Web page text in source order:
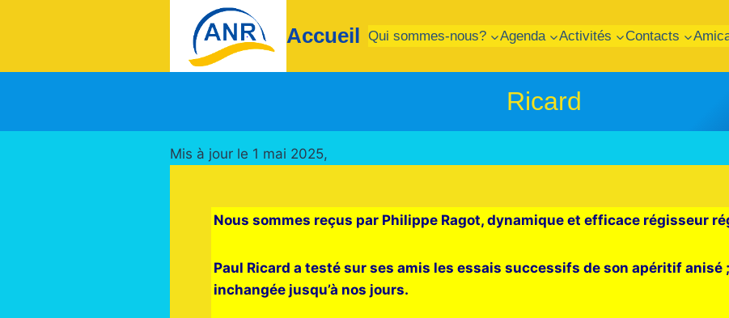
Accueil Qui sommes-nous? Agenda Activités Contacts
Ricard
Mis à jour le 1 mai 2025,
Nous sommes reçus par Philippe Ragot, dynamique et efficace régisseur
Paul Ricard a testé sur ses amis les essais successifs de son apéritif anisé
inchangée jusqu’à nos jours.